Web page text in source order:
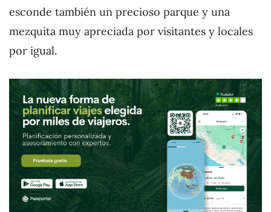
esconde también un precioso parque y una
mezquita muy apreciada por visitantes y locales
por igual.